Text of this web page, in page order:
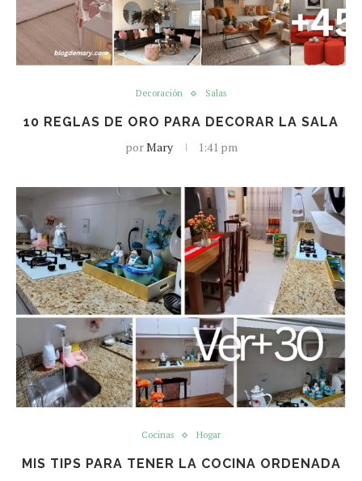
Decoración Salas
10 REGLAS DE ORO PARA DECORAR LA SALA
porMary 1:41 pm
Cocinas Hogar
MIS TIPS PARA TENER LA COCINA ORDENADA